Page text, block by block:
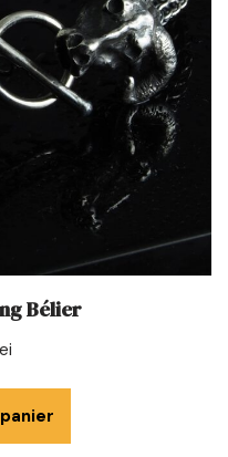
Bélier